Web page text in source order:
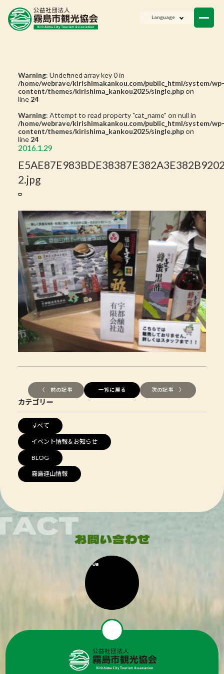
Language
Warning: Undefined array key 0 in
/home/webrave/kirishimakankou.com/public_html/system/wp-
content/themes/kirishima_kankou2025/single.phpon
line 24
Warning: Attempt to read property "cat_name" on null in
/home/webrave/kirishimakankou.com/public_html/system/wp-
content/themes/kirishima_kankou2025/single.phpon
line 24
2016.1.29
2.jpg
〈 前の記事 一覧に戻る 次の記事 〉
カテゴリー
すべて
イベント情報＆お知らせ
BLOG
霧島連山情報